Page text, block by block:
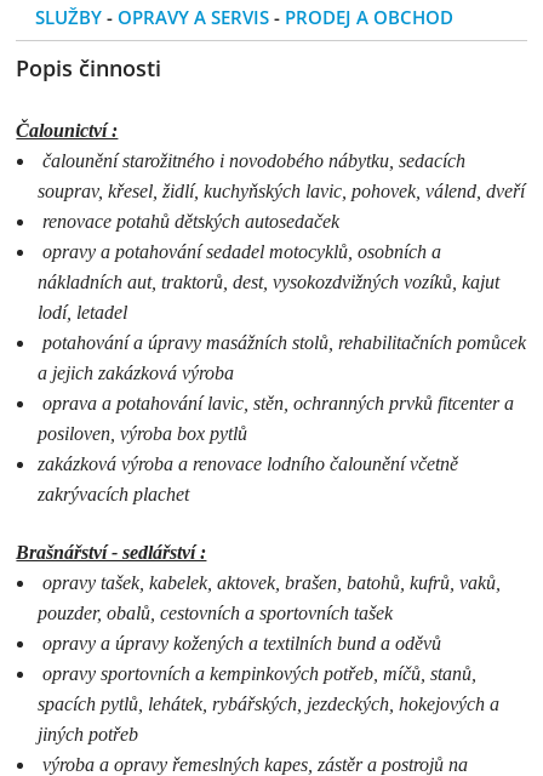
SLUŽBY - OPRAVY A SERVIS - PRODEJ A OBCHOD
Popis činnosti
Čalounictví :
čalounění starožitného i novodobého nábytku, sedacích
souprav, křesel, židlí, kuchyňských lavic, pohovek, válend, dveří
renovace potahů dětských autosedaček
opravy a potahování sedadel motocyklů, osobních a
nákladních aut, traktorů, dest, vysokozdvižných vozíků, kajut
lodí, letadel
potahování a úpravy masážních stolů, rehabilitačních pomůcek
a jejich zakázková výroba
oprava a potahování lavic, stěn, ochranných prvků fitcenter a
posiloven, výroba box pytlů
zakázková výroba a renovace lodního čalounění včetně
zakrývacích plachet
Brašnářství - sedlářství :
opravy tašek, kabelek, aktovek, brašen, batohů, kufrů, vaků,
pouzder, obalů, cestovních a sportovních tašek
opravy a úpravy kožených a textilních bund a oděvů
opravy sportovních a kempinkových potřeb, míčů, stanů,
spacích pytlů, lehátek, rybářských, jezdeckých, hokejových a
jiných potřeb
výroba a opravy řemeslných kapes, zástěr a postrojů na